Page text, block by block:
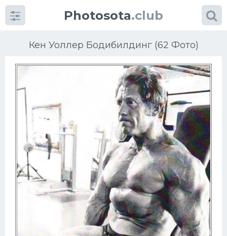
Photosota.club
Кен Уоллер Бодибилдинг (62 Фото)
Категории Фото
Еще картинки...
Футбол
Баскетбол